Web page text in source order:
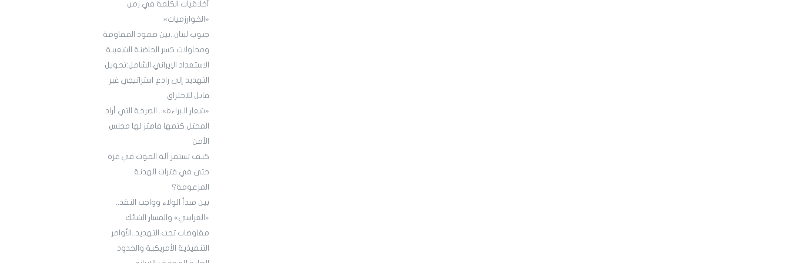
أخلاقيات الكلمة في زمن
«الخوارزميات»
جنوب لبنان..بين صمود المقاومة
ومحاولات كسر الحاضنة الشعبية
الاستعداد الإيراني الشامل:تحويل
التهديد إلى رادع استراتيجي غير
قابل للاختراق
«شعار الـبراءة».. الصرخة التي أراد
المحتل كتمها فاهتز لها مجلس
الأمن
كيف تستمر آلة الموت في غزة
حتى في فترات الهدنة
المزعومة؟
بين مبدأ الولاء وواجب النقد..
«العراسي» والمسار الشائك
مفاوضات تحت التهديد..الأوامر
التنفيذية الأمريكية والحدود